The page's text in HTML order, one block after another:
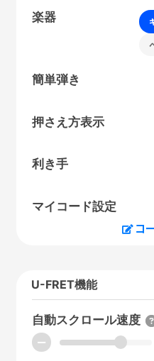
楽器
簡単弾き
押さえ方表示
利き手
マイコード設定
コ
U-FRET機能
自動スクロール速度
ー